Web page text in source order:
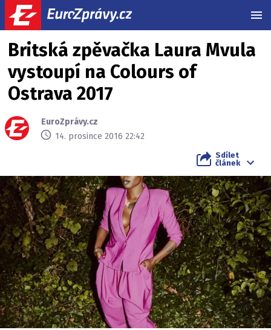
Britská zpěvačka Laura Mvula
vystoupí na Colours of
Ostrava 2017
EuroZprávy.cz
14. prosince 2016 22:42
Sdílet
článek